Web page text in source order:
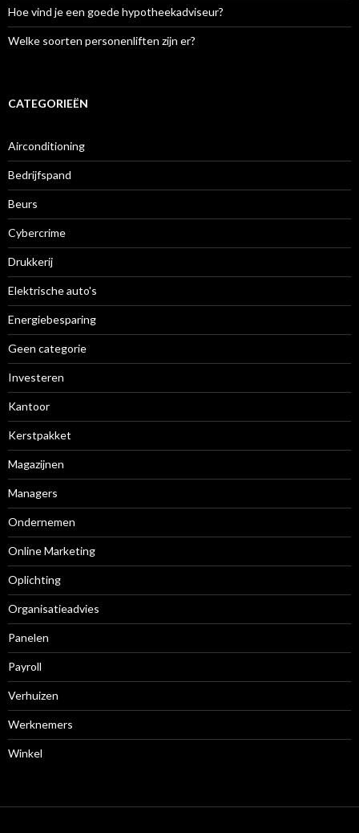
Hoe vind je een goede hypotheekadviseur?
Welke soorten personenliften zijn er?
CATEGORIEËN
Airconditioning
Bedrijfspand
Beurs
Cybercrime
Drukkerij
Elektrische auto's
Energiebesparing
Geen categorie
Investeren
Kantoor
Kerstpakket
Magazijnen
Managers
Ondernemen
Online Marketing
Oplichting
Organisatieadvies
Panelen
Payroll
Verhuizen
Werknemers
Winkel